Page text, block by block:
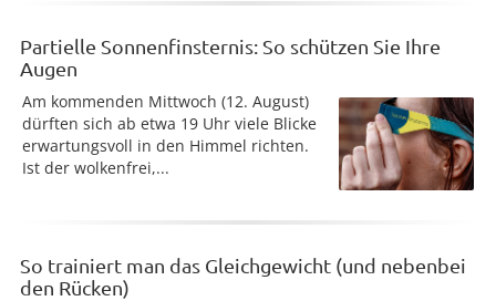
Partielle Sonnenfinsternis: So schützen Sie Ihre
Augen
Am kommenden Mittwoch (12. August)
dürften sich ab etwa 19 Uhr viele Blicke
erwartungsvoll in den Himmel richten.
Ist der wolkenfrei,...
So trainiert man das Gleichgewicht (und nebenbei
den Rücken)